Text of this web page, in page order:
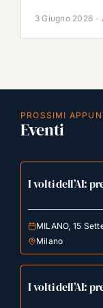
3 Giugno 2026 ·
PROSSIMI
Eventi
I volti dell’AI:
MILANO, 15
Milano
I volti dell’AI: